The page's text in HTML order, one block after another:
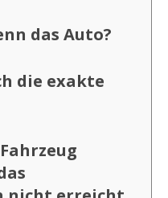
das Auto?
die exakte